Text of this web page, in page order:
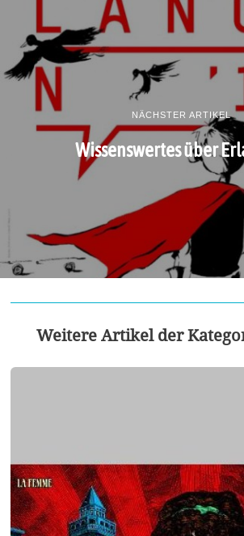
NÄCHSTER ARTIKEL
Wissenswertes über
Weitere Artikel der